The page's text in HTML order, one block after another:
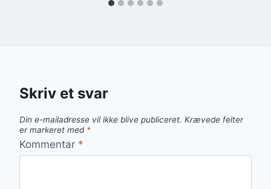
Skriv et svar
Din e-mailadresse vil ikke blive publiceret. Krævede felter
er markeret med *
Kommentar *